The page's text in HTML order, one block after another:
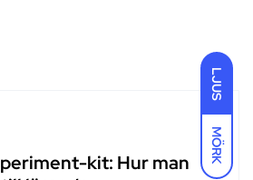
LJUS
MÖRK
kit: Hur man